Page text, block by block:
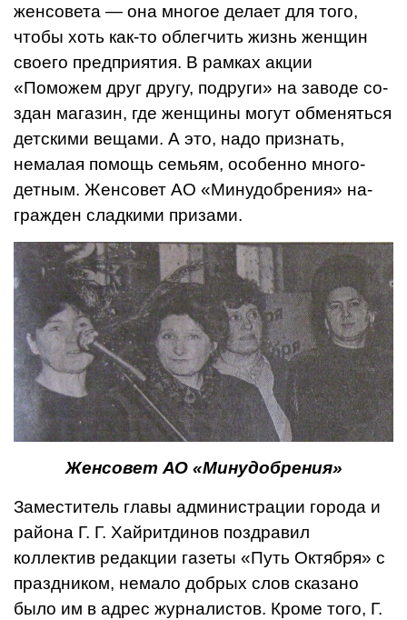
женсовета — она мно­гое делает для того,
чтобы хоть как-то облегчить жизнь женщин
своего предприятия. В рамках акции
«Поможем друг другу, подруги» на заводе со­
здан магазин, где женщины могут обменять­ся
детскими ве­щами. А это, надо признать,
немалая по­мощь семьям, особенно много­
детным. Женсо­вет АО «Минудобрения» на­
гражден сладки­ми призами.
Женсовет АО «Минудобрения»
Замести­тель главы ад­министрации го­рода и
района Г. Г. Хайритдинов поздравил
коллектив редакции газеты «Путь Октября» с
праздником, немало добрых слов сказано
было им в адрес журналистов. Кроме того, Г.